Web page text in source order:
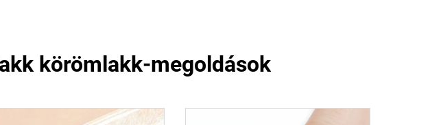
körömlakk-megoldások